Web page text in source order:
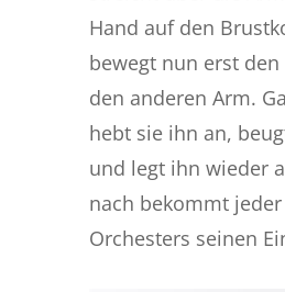
Hand auf den
bewegt nun erst
den anderen Arm.
hebt sie ihn an,
und legt ihn wieder
nach bekommt
Orchesters seinen